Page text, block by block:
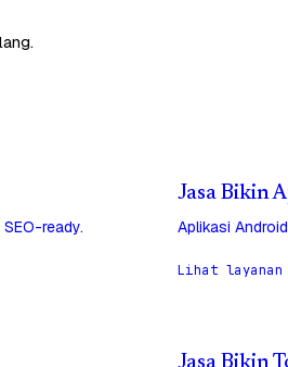
ready.
Jasa Bikin
Aplikasi
Lihat layanan